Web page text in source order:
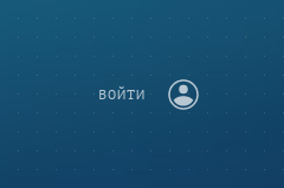
ВОЙТИ